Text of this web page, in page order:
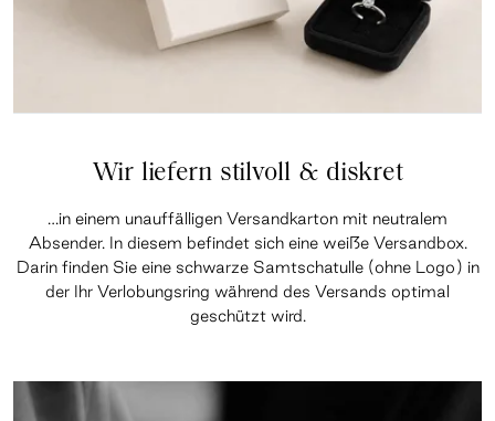
Wir liefern stilvoll & diskret
…in einem unauffälligen Versandkarton mit neutralem
Absender. In diesem befindet sich eine weiße Versandbox.
Darin finden Sie eine schwarze Samtschatulle (ohne Logo) in
der Ihr Verlobungsring während des Versands optimal
geschützt wird.